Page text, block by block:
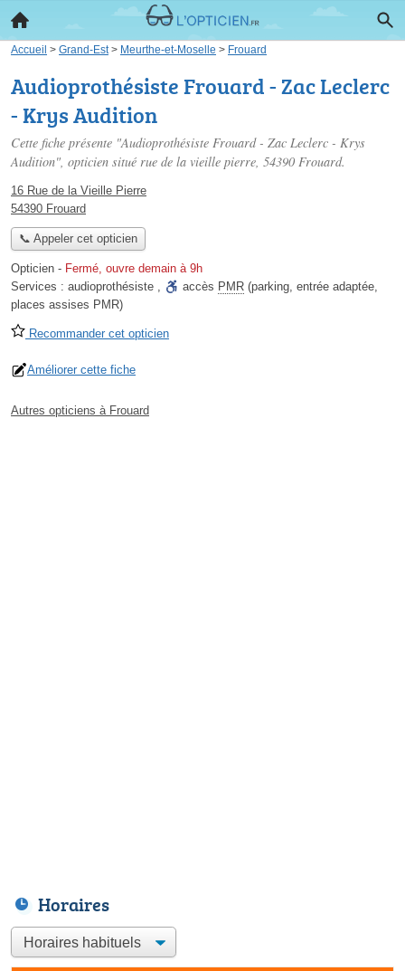
Accueil > Grand-Est> Meurthe-et-Moselle > Frouard
Audioprothésiste Frouard - Zac Leclerc
- Krys Audition
Cette fiche présente "Audioprothésiste Frouard - Zac Leclerc - Krys
Audition", opticien situé rue de la vieille pierre, 54390 Frouard.
16 Rue de la Vieille Pierre
54390 Frouard
📞 Appeler cet opticien
Opticien - Fermé, ouvre demain à 9h
Services : audioprothésiste , accès PMR (parking, entrée adaptée,
places assises PMR)
Recommander cet opticien
Améliorer cette fiche
Autres opticiens à Frouard
Horaires